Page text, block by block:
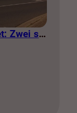
Exklusives Immobilienpaket: Zwei stilvolle Doppelhaushälften warten auf Sie